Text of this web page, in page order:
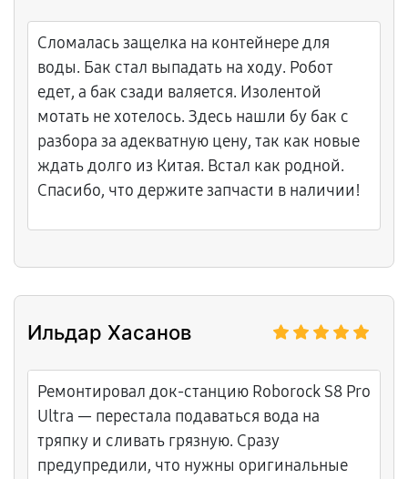
Сломалась защелка на контейнере для
воды. Бак стал выпадать на ходу. Робот
едет, а бак сзади валяется. Изолентой
мотать не хотелось. Здесь нашли бу бак с
разбора за адекватную цену, так как новые
ждать долго из Китая. Встал как родной.
Спасибо, что держите запчасти в наличии!
Ильдар Хасанов
Ремонтировал док-станцию Roborock S8 Pro
Ultra — перестала подаваться вода на
тряпку и сливать грязную. Сразу
предупредили, что нужны оригинальные